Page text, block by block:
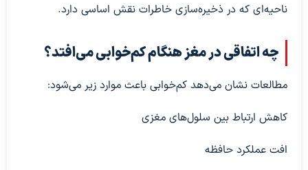
ناحیه‌ای که در ذخیره‌سازی خاطرات نقش اساسی دارد.
چه اتفاقی در مغز هنگام کم‌خوابی می‌افتد؟
مطالعات نشان می‌دهد کم‌خوابی باعث موارد زیر می‌شود:
کاهش ارتباط بین سلول‌های مغزی
افت عملکرد حافظه